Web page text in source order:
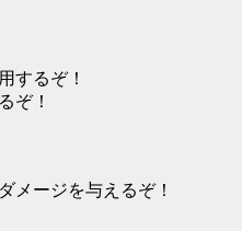
するぞ！
ぞ！
メージを与えるぞ！